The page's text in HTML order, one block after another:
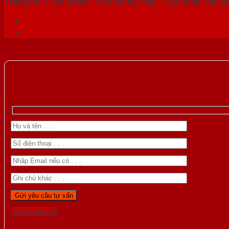
Gọi 0976.169.864